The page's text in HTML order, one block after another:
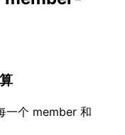
一个 member 和